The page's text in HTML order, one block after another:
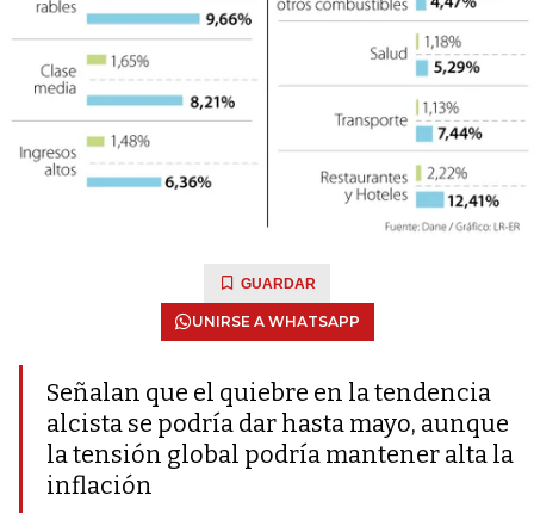
GUARDAR
UNIRSE A WHATSAPP
Señalan que el quiebre en la tendencia
alcista se podría dar hasta mayo, aunque
la tensión global podría mantener alta la
inflación